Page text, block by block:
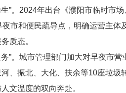
”。 2024年出台《濮阳市临时市
市和便民疏导点，明确运营主体
质态。
务”。城市管理部门加大对早夜市
、振北、大化、扶余等10座垃圾
文温度的双向奔赴。